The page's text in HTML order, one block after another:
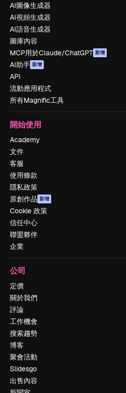
AI圖像生成器
AI視頻生成器
AI語音生成器
圖庫內容
MCP用於Claude/ChatGPT 新增
AI助手 新增
API
流動應用程式
所有Magnific工具
開始使用
Academy
文件
客服
使用條款
隱私政策
原創作品 新增
Cookie 政策
信任中心
聯盟夥伴
企業
公司
定價
關於我們
評論
工作機會
搜索趨勢
博客
聚會活動
Slidesgo
出售內容